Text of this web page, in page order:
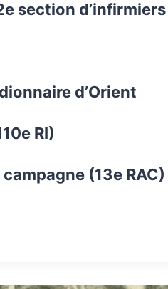
section
d’Orient
RI)
(13e RAC)